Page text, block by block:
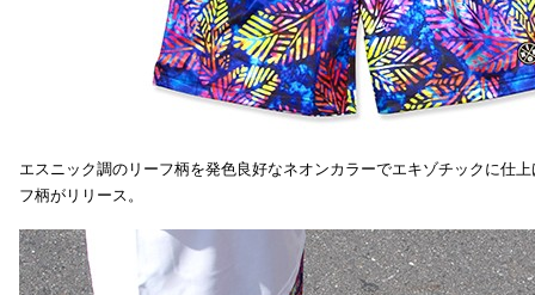
エスニック調のリーフ柄を発色良好なネオンカラーでエキゾチックに仕
フ柄がリリース。